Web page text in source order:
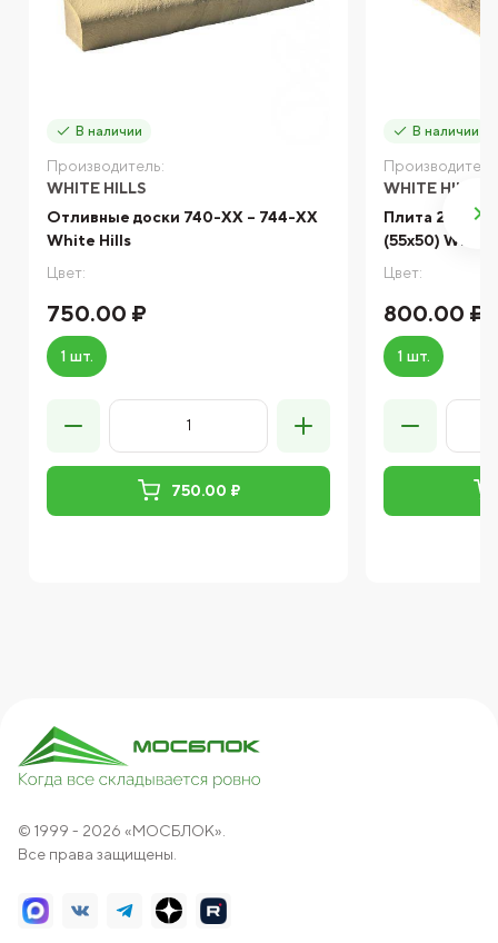
В наличии
Производитель:
WHITE HILLS
Отливные доски 740-ХХ – 744-ХХ
White Hills
Цвет:
750.00 ₽
1 шт.
750.00 ₽
В наличии
WHITE HILLS
Плита 2-х
(55x50) White
Цвет:
800.00 ₽
1 шт.
© 1999 - 2026 «МОСБЛОК».
Все права защищены.